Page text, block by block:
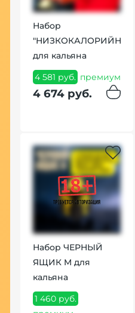
Набор
"НИЗКОКАЛОРИЙНЫЙ"
для кальяна
4 581 руб. премиум
4 674 руб.
Набор ЧЕРНЫЙ
ЯЩИК M для
кальяна
1 460 руб.